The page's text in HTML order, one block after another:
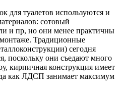
для туалетов используются и
сотовый
и пр, но они менее практичны
Традиционные
сегодня
поскольку они съедают много
кирпичная конструкция имеет
как ЛДСП занимает максимум